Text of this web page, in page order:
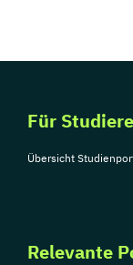
Für
Übersicht
Relevante